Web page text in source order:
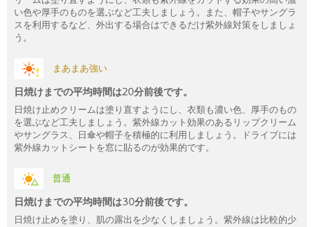
い色や厚手のものを選ぶなど工夫しましょう。また、帽子やサングラ
スを利用するなど、外出する場合はできるだけ紫外線対策をしましょ
う。
まあまあ強い
日焼けまでの平均時間は20分前後です。
日焼け止めクリームは塗り直すようにし、衣類も濃い色、厚手のもの
を選ぶなど工夫しましょう。紫外線カット効果のあるリップクリーム
やサングラス、日傘や帽子を積極的に利用しましょう。ドライブには
紫外線カットシートを窓に貼るのが効果的です。
普通
日焼けまでの平均時間は30分前後です。
日焼け止めを塗り、肌の露出を少なくしましょう。紫外線は比較的少